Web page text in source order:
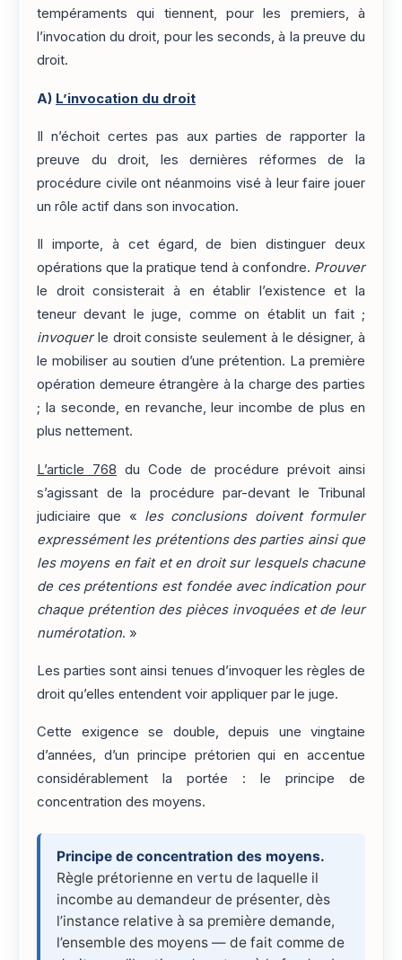
tempéraments qui tiennent, pour les premiers, à
l’invocation du droit, pour les seconds, à la preuve du
droit.
A) L’invocation du droit
Il n’échoit certes pas aux parties de rapporter la
preuve du droit, les dernières réformes de la
procédure civile ont néanmoins visé à leur faire jouer
un rôle actif dans son invocation.
Il importe, à cet égard, de bien distinguer deux
opérations que la pratique tend à confondre. Prouver
le droit consisterait à en établir l’existence et la
teneur devant le juge, comme on établit un fait ;
invoquerle droit consiste seulement à le désigner, à
le mobiliser au soutien d’une prétention. La première
opération demeure étrangère à la charge des parties
; la seconde, en revanche, leur incombe de plus en
plus nettement.
L’article 768 du Code de procédure prévoit ainsi
s’agissant de la procédure par-devant le Tribunal
judiciaire que « les conclusions doivent formuler
expressément les prétentions des parties ainsi que
les moyens en fait et en droit sur lesquels chacune
de ces prétentions est fondée avec indication pour
chaque prétention des pièces invoquées et de leur
numérotation. »
Les parties sont ainsi tenues d’invoquer les règles de
droit qu’elles entendent voir appliquer par le juge.
Cette exigence se double, depuis une vingtaine
d’années, d’un principe prétorien qui en accentue
considérablement la portée : le principe de
concentration des moyens.
Principe de concentration des moyens.
Règle prétorienne en vertu de laquelle il
incombe au demandeur de présenter, dès
l’instance relative à sa première demande,
l’ensemble des moyens — de fait comme de